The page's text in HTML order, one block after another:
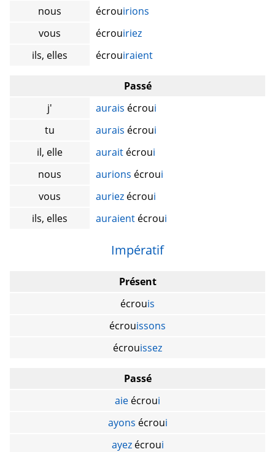
nous
écrouirions
vous
écrouiriez
ils, elles
écrouiraient
Passé
j'
aurais écroui
tu
aurais écroui
il, elle
aurait écroui
nous
aurions écroui
vous
auriez écroui
ils, elles
auraient écroui
Impératif
Présent
écrouis
écrouissons
écrouissez
Passé
aie écroui
ayons écroui
ayezécroui